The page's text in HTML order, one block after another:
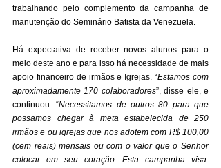
trabalhando pelo complemento da campanha de
manutenção do Seminário Batista da Venezuela.
Há expectativa de receber novos alunos para o
meio deste ano e para isso há necessidade de mais
apoio financeiro de irmãos e Igrejas. “Estamos com
aproximadamente 170 colaboradores”, disse ele, e
continuou: “Necessitamos de outros 80 para que
possamos chegar à meta estabelecida de 250
irmãos e ou igrejas que nos adotem com R$ 100,00
(cem reais) mensais ou com o valor que o Senhor
colocar em seu coração. Esta campanha visa: